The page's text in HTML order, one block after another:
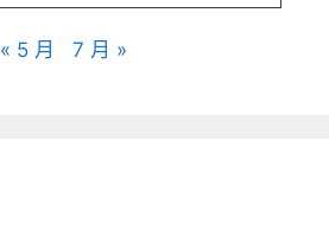
« 5 月 7 月 »